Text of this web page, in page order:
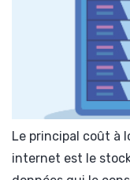
Le principal coût à
internet est le